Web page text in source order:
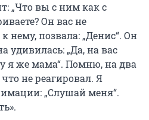
„Что вы с ним как с
Он вас не
нему, позвала: „Денис“. Он
удивилась: „Да, на вас
я же мама“. Помню, на два
не реагировал. Я
„Слушай меня“.